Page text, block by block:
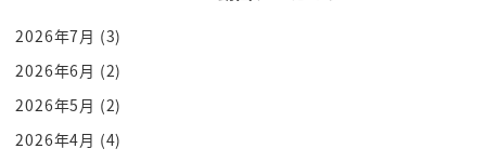
秘密鍵は今ある財布の鍵そして
シークレットリカバリーフレーズはその
財布をもう一度作れる鍵なんですよ
財布こと
ありますか
2026年7月 (3)
2026年6月 (2)
2026年5月 (2)
2026年4月 (4)